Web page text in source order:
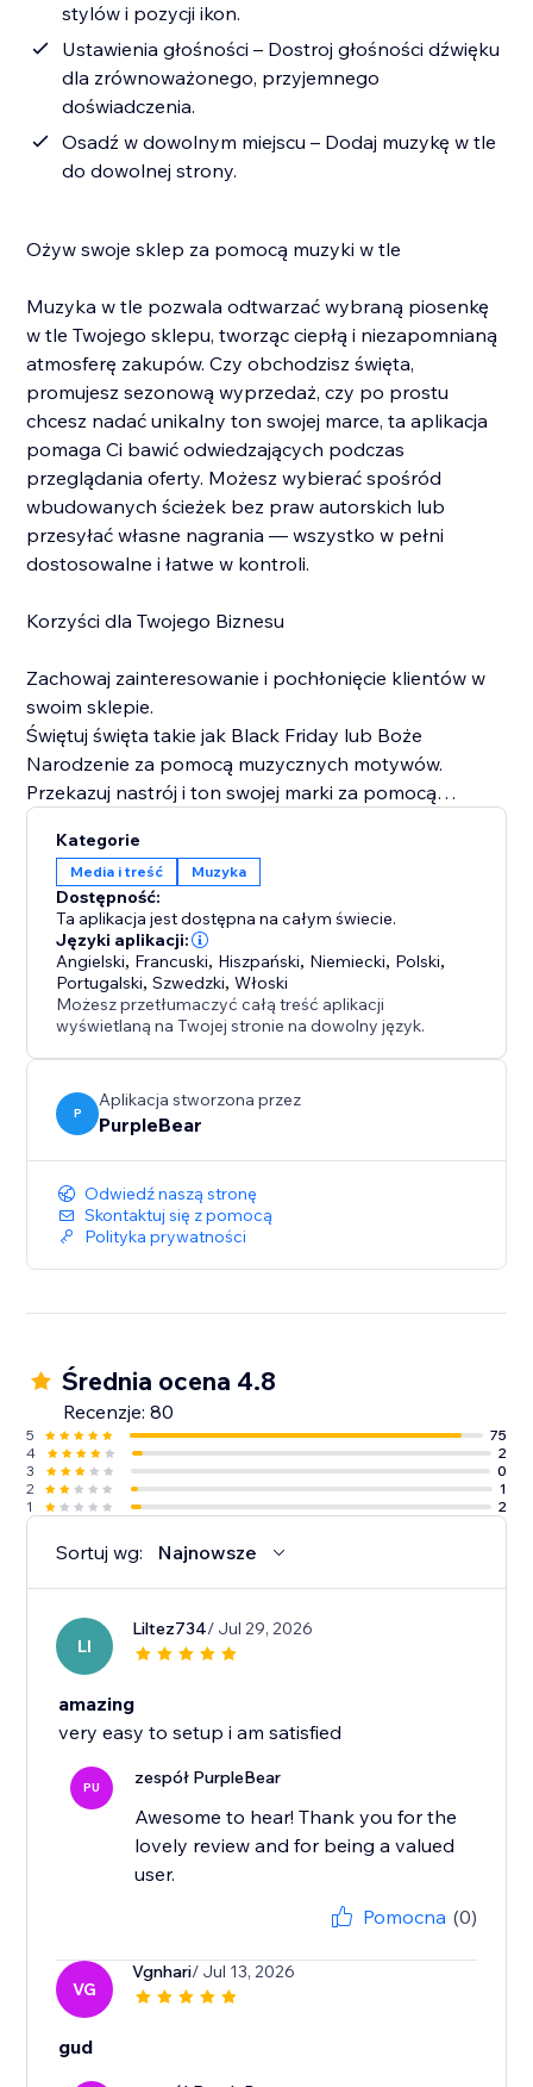
stylów i pozycji ikon.
Ustawienia głośności – Dostroj głośności dźwięku
dla zrównoważonego, przyjemnego
doświadczenia.
Osadź w dowolnym miejscu – Dodaj muzykę w tle
do dowolnej strony.
Ożyw swoje sklep za pomocą muzyki w tle
Muzyka w tle pozwala odtwarzać wybraną piosenkę
w tle Twojego sklepu, tworząc ciepłą i niezapomnianą
atmosferę zakupów. Czy obchodzisz święta,
promujesz sezonową wyprzedaż, czy po prostu
chcesz nadać unikalny ton swojej marce, ta aplikacja
pomaga Ci bawić odwiedzających podczas
przeglądania oferty. Możesz wybierać spośród
wbudowanych ścieżek bez praw autorskich lub
przesyłać własne nagrania — wszystko w pełni
dostosowalne i łatwe w kontroli.
Korzyści dla Twojego Biznesu
Zachowaj zainteresowanie i pochłonięcie klientów w
swoim sklepie.
Świętuj święta takie jak Black Friday lub Boże
Narodzenie za pomocą muzycznych motywów.
Przekazuj nastrój i ton swojej marki za pomocą
Muzyka pomaga budować emocjonalne połączenie i
zachęca do zakupów.
Zainstaluj aplikację Muzyka w tle już dziś, aby
przekształcić swój sklep internetowy w angażujące,
niezapomniane doświadczenie, gdzie każda wizyta
będzie wyjątkowa — z dźwiękiem idealnie pasującym
do Twojej marki.
Kategorie
Media i treść Muzyka
Dostępność:
Ta aplikacja jest dostępna na całym świecie.
Języki aplikacji:
Angielski, Francuski, Hiszpański, Niemiecki, Polski,
Portugalski,Szwedzki,Włoski
Możesz przetłumaczyć całą treść aplikacji
wyświetlaną na Twojej stronie na dowolny język.
P
Aplikacja stworzona przez
PurpleBear
Odwiedź naszą stronę
Skontaktuj się z pomocą
Polityka prywatności
Średnia ocena 4.8
Recenzje: 80
5
75
4
2
3
0
2
1
1
2
Sortuj wg: Najnowsze
LI
Liltez734/ Jul 29, 2026
amazing
very easy to setup i am satisfied
PU zespół PurpleBear
Awesome to hear! Thank you for the
lovely review and for being a valued
user.
Pomocna (0)
VG
Vgnhari/ Jul 13, 2026
gud